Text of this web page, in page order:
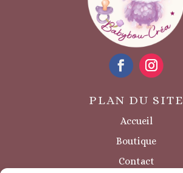
PLAN DU SITE
Accueil
Boutique
Contact